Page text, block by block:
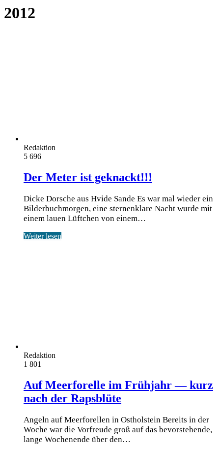
2012
Redaktion
5 696
Der Meter ist geknackt!!!
Dicke Dorsche aus Hvide Sande Es war mal wie­der ein
Bil­der­buch­mor­gen, eine ster­nen­kla­re Nacht wur­de mit
einem lau­en Lüft­chen von einem…
Weiter lesen
Redaktion
1 801
Auf Meerforelle im Frühjahr — kurz
nach der Rapsblüte
Angeln auf Meerforellen in Ostholstein Bereits in der
Woche war die Vor­freu­de groß auf das bevor­ste­hen­de,
lan­ge Wochen­en­de über den…